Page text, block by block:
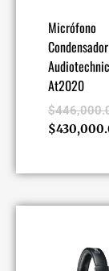
Micrófono
Condensador
At2020
$
$